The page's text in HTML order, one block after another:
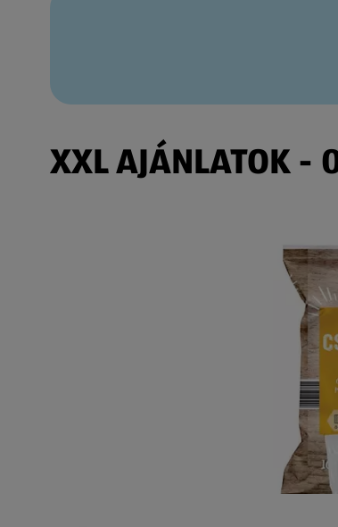
XXL AJÁNLATOK